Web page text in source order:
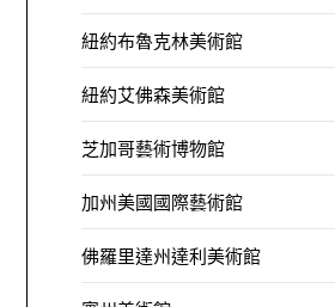
紐約布魯克林美術館
紐約艾佛森美術館
芝加哥藝術博物館
加州美國國際藝術館
佛羅里達州達利美術館